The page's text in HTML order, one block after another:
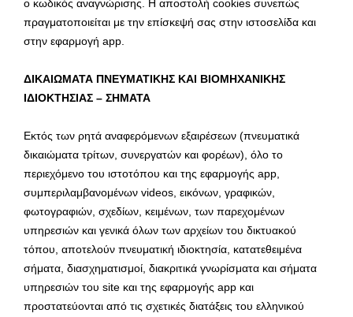
ο κωδικός αναγνώρισης. Η αποστολή cookies συνεπώς
πραγματοποιείται με την επίσκεψή σας στην ιστοσελίδα και
στην εφαρμογή app.
ΔΙΚΑΙΩΜΑΤΑ ΠΝΕΥΜΑΤΙΚΗΣ ΚΑΙ ΒΙΟΜΗΧΑΝΙΚΗΣ
ΙΔΙΟΚΤΗΣΙΑΣ – ΣΗΜΑΤΑ
Εκτός των ρητά αναφερόμενων εξαιρέσεων (πνευματικά
δικαιώματα τρίτων, συνεργατών και φορέων), όλο το
περιεχόμενο του ιστοτόπου και της εφαρμογής app,
συμπεριλαμβανομένων videos, εικόνων, γραφικών,
φωτογραφιών, σχεδίων, κειμένων, των παρεχομένων
υπηρεσιών και γενικά όλων των αρχείων του δικτυακού
τόπου, αποτελούν πνευματική ιδιοκτησία, κατατεθειμένα
σήματα, διασχηματισμοί, διακριτικά γνωρίσματα και σήματα
υπηρεσιών του site και της εφαρμογής app και
προστατεύονται από τις σχετικές διατάξεις του ελληνικού